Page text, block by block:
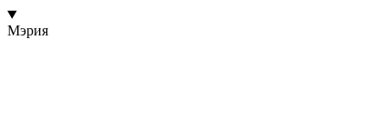
Мэрия